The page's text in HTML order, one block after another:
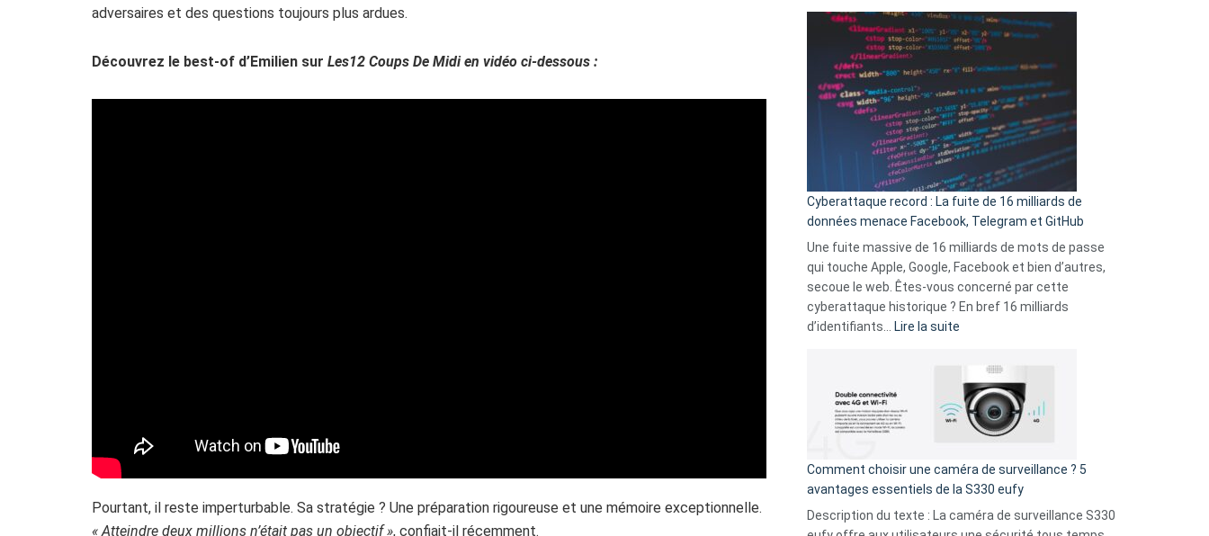
adversaires et des questions toujours plus ardues.
Découvrez le best-of d’Emilien sur Les12 Coups De Midi en vidéo ci-dessous :
Pourtant, il reste imperturbable. Sa stratégie ? Une préparation rigoureuse et une mémoire exceptionnelle.
« Atteindre deux millions n’était pas un objectif », confiait-il récemment.
sans-
abri
en
3
secondes
Wrapped
2025
est
:
Le
Wrapped
Party
pour
comparer
vos
goûts
musicaux
avec
9
amis
Cyberattaque record : La fuite de 16 milliards de
données menace Facebook, Telegram et GitHub
Une fuite massive de 16 milliards de mots de passe
qui touche Apple, Google, Facebook et bien d’autres,
secoue le web. Êtes-vous concerné par cette
cyberattaque historique ? En bref 16 milliards
d’identifiants…
Lire la suite
record
La
fuite
16
milliards
données
Comment choisir une caméra de surveillance ? 5
avantages essentiels de la S330 eufy
Description du texte : La caméra de surveillance S330